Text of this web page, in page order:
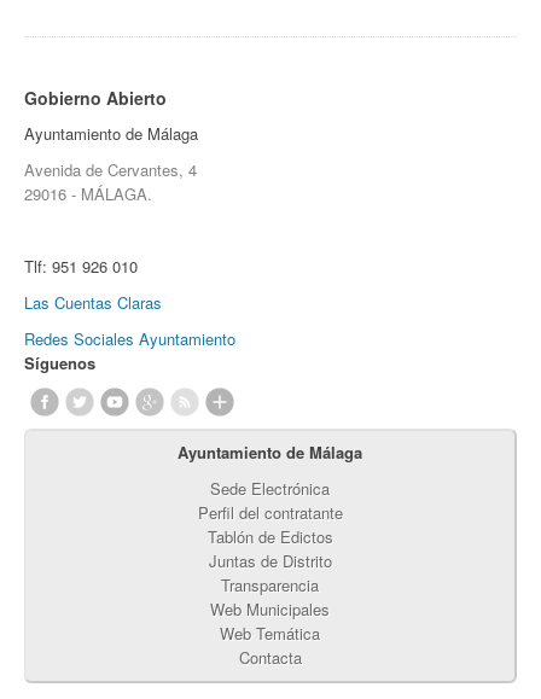
Gobierno Abierto
Ayuntamiento de Málaga
Avenida de Cervantes, 4
29016 - MÁLAGA.
Tlf: 951 926 010
Las Cuentas Claras
Redes Sociales Ayuntamiento
Síguenos
Ayuntamiento de Málaga
Sede Electrónica
Perfil del contratante
Tablón de Edictos
Juntas de Distrito
Transparencia
Web Municipales
Web Temática
Contacta